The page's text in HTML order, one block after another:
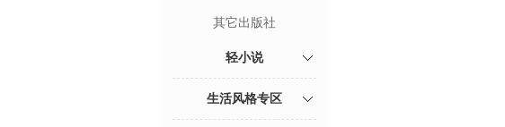
其它出版社
轻小说
生活风格专区